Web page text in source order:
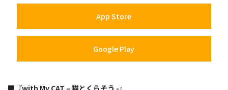
App Store
Google Play
■『with My CAT – 猫とくらそう -』